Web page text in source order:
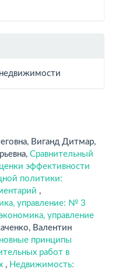
Виганд Дитмар,
Сравнительный
эффективности
политики:
,
управление: № 3
управление
Валентин
принципы
работ в
, Недвижимость: